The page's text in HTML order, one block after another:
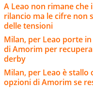
A Leao non rimane che
rilancio ma le cifre non
delle tensioni
Milan, per Leao porte
di Amorim per
derby
Milan, per Leao è stallo
opzioni di Amorim se